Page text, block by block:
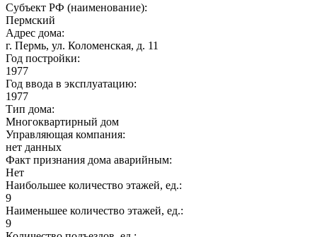
Субъект РФ (наименование):
Пермский
Адрес дома:
г. Пермь, ул. Коломенская, д. 11
Год постройки:
1977
Год ввода в эксплуатацию:
1977
Тип дома:
Многоквартирный дом
Управляющая компания:
нет данных
Факт признания дома аварийным:
Нет
Наибольшее количество этажей, ед.:
9
Наименьшее количество этажей, ед.:
9